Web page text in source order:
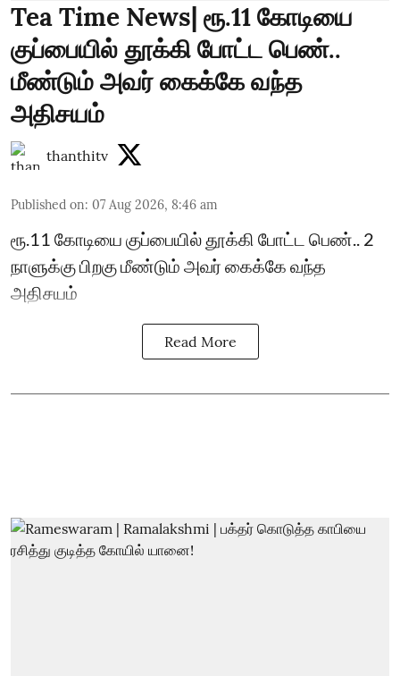
Tea Time News| ரூ.11 கோடியை
குப்பையில் தூக்கி போட்ட பெண்..
மீண்டும் அவர் கைக்கே வந்த
அதிசயம்
thanthitv
Published on: 07 Aug 2026, 8:46 am
ரூ.11 கோடியை குப்பையில் தூக்கி போட்ட பெண்.. 2
நாளுக்கு பிறகு மீண்டும் அவர் கைக்கே வந்த
அதிசயம்
Read More